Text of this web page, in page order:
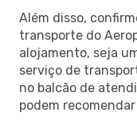
Além disso,
transporte do
alojamento, seja
serviço de
no balcão de
podem